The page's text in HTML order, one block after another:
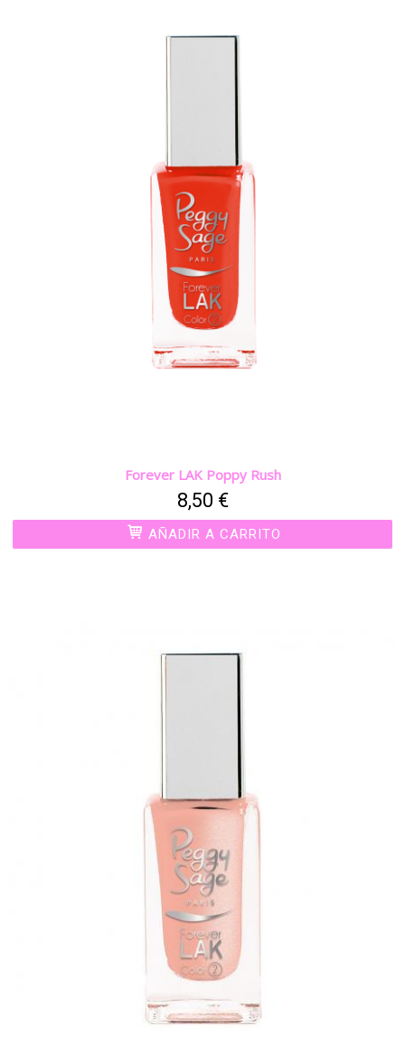
Forever LAK Poppy Rush
8,50 €
AÑADIR A CARRITO